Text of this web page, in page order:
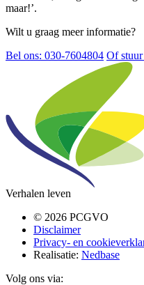
maar!’.
Wilt u graag meer informatie?
Bel ons: 030-7604804 Of stuur
Verhalen leven
© 2026 PCGVO
Disclaimer
Privacy- en
Realisatie: Nedbase
Volg ons via: